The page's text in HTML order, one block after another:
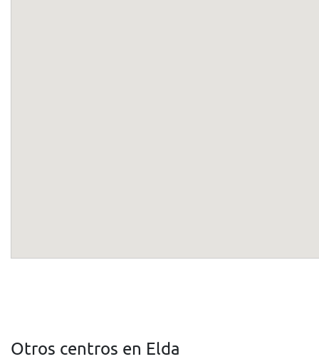
Otros centros en Elda